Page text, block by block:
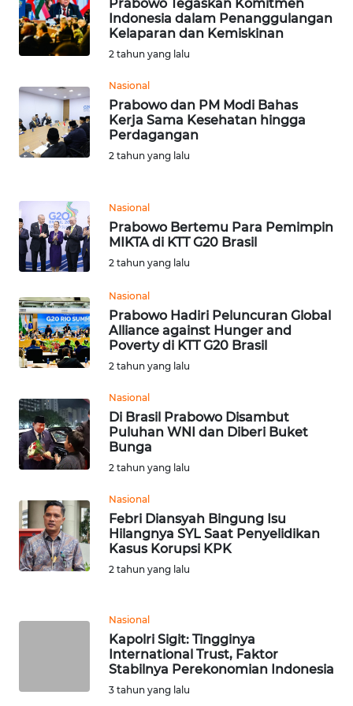
Prabowo Tegaskan Komitmen
Indonesia dalam Penanggulangan
Kelaparan dan Kemiskinan
2 tahun yang lalu
Nasional
Prabowo dan PM Modi Bahas
Kerja Sama Kesehatan hingga
Perdagangan
2 tahun yang lalu
Nasional
Prabowo Bertemu Para Pemimpin
MIKTA di KTT G20 Brasil
2 tahun yang lalu
Nasional
Prabowo Hadiri Peluncuran Global
Alliance against Hunger and
Poverty di KTT G20 Brasil
2 tahun yang lalu
Nasional
Di Brasil Prabowo Disambut
Puluhan WNI dan Diberi Buket
Bunga
2 tahun yang lalu
Nasional
Febri Diansyah Bingung Isu
Hilangnya SYL Saat Penyelidikan
Kasus Korupsi KPK
2 tahun yang lalu
Nasional
Kapolri Sigit: Tingginya
International Trust, Faktor
Stabilnya Perekonomian Indonesia
3 tahun yang lalu
WN
SERAMBI
WN
JAMBI
WN
WN
NTB
SULTENG
WN
SULBAR
BABEL
WN
SUMBAR
WN
SUMSEL
WN